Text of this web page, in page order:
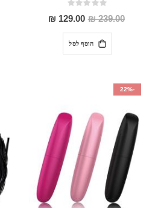
Rating:
0%
239.00 ₪
מחיר
מבצע
129.00 ₪
הוסף לסל
-22%